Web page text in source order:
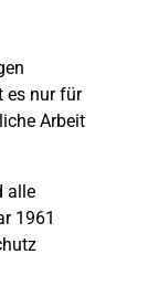
es nur für
Arbeit
alle
1961